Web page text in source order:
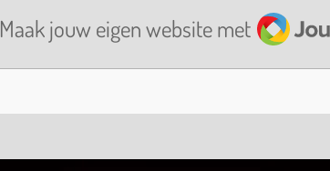
Maak jouw eigen website met JouwWeb